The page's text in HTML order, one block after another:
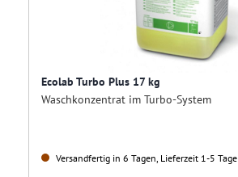
Ecolab Turbo Plus 17 kg
Waschkonzentrat im Turbo-System
Versandfertig in 6 Tagen, Lieferzeit 1-5 Tage